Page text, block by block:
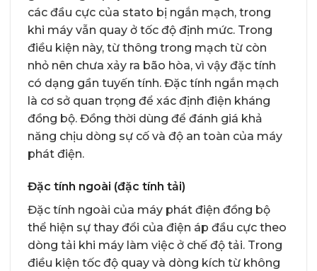
các đầu cực của stato bị ngắn mạch, trong
khi máy vẫn quay ở tốc độ định mức. Trong
điều kiện này, từ thông trong mạch từ còn
nhỏ nên chưa xảy ra bão hòa, vì vậy đặc tính
có dạng gần tuyến tính. Đặc tính ngắn mạch
là cơ sở quan trọng để xác định điện kháng
đồng bộ. Đồng thời dùng để đánh giá khả
năng chịu dòng sự cố và độ an toàn của máy
phát điện.
Đặc tính ngoài (đặc tính tải)
Đặc tính ngoài của máy phát điện đồng bộ
thể hiện sự thay đổi của điện áp đầu cực theo
dòng tải khi máy làm việc ở chế độ tải. Trong
điều kiện tốc độ quay và dòng kích từ không